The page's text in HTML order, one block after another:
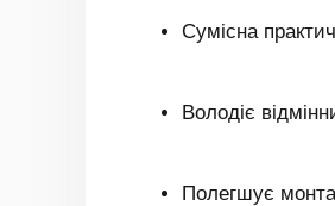
Сумісна
Володіє
Полегшує